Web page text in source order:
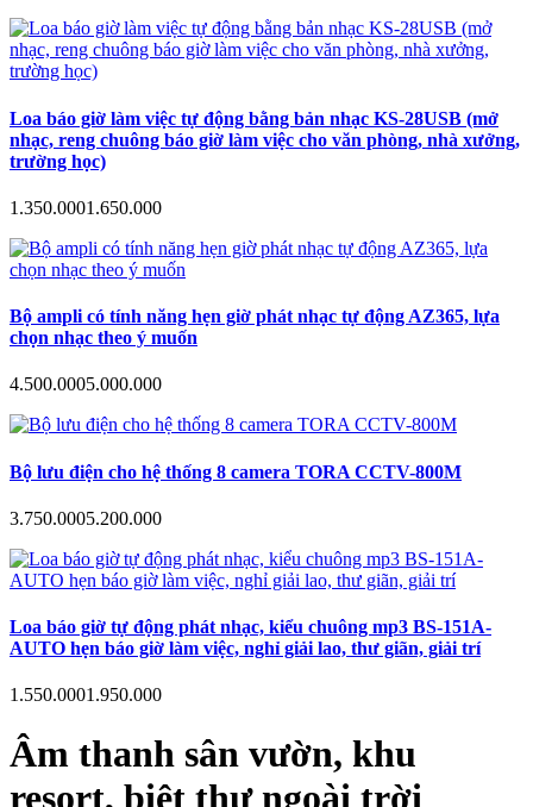
Loa báo giờ làm việc tự động bằng bản nhạc KS-28USB (mở
nhạc, reng chuông báo giờ làm việc cho văn phòng, nhà xưởng,
trường học)
1.350.0001.650.000
Bộ ampli có tính năng hẹn giờ phát nhạc tự động AZ365, lựa
chọn nhạc theo ý muốn
4.500.0005.000.000
Bộ lưu điện cho hệ thống 8 camera TORA CCTV-800M
3.750.0005.200.000
Loa báo giờ tự động phát nhạc, kiểu chuông mp3 BS-151A-
AUTO hẹn báo giờ làm việc, nghỉ giải lao, thư giãn, giải trí
1.550.0001.950.000
Âm thanh sân vườn, khu
resort, biệt thự ngoài trời